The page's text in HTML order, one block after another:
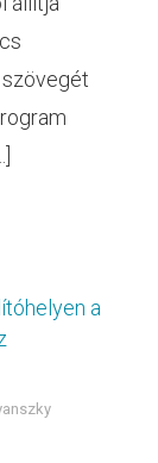
szövegét
a